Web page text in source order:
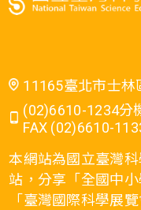
11165臺北市士林
(02)6610-1234分
FAX (02)6610-
本網站為國立臺灣
站，分享「全國中
「臺灣國際科學展